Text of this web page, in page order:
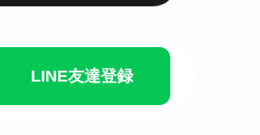
LINE友達登録